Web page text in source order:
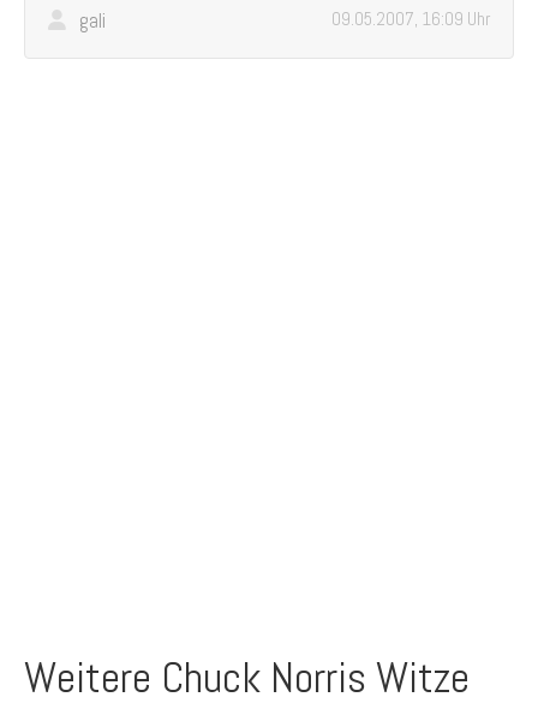
gali 09.05.2007, 16:09 Uhr
Weitere Chuck Norris Witze